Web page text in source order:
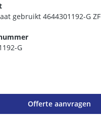
gebruikt 4644301192-G ZF
G
Offerte aanvragen